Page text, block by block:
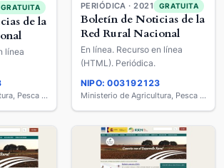
GRATUITA
de la
línea
Ministerio de Agricultura, Pesca y Alimentación
PERIÓDICA · 2021 GRATUITA
Boletín de Noticias de la
Red Rural Nacional
En línea. Recurso en línea
(HTML). Periódica.
NIPO: 003192123
Ministerio de Agricultura, Pesca y Alimentación